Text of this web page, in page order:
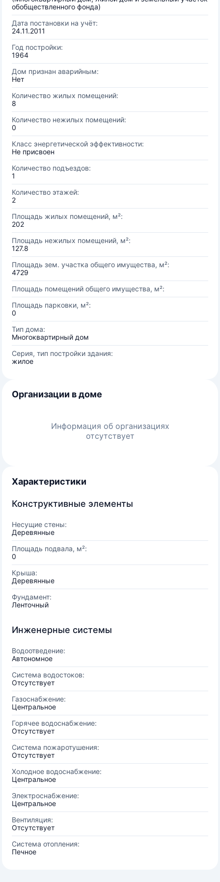
обобществленного фонда)
Дата постановки на учёт:
24.11.2011
Год постройки:
1964
Дом признан аварийным:
Нет
Количество жилых помещений:
8
Количество нежилых помещений:
0
Класс энергетической эффективности:
Не присвоен
Количество подъездов:
1
Количество этажей:
2
Площадь жилых помещений, м²:
202
Площадь нежилых помещений, м²:
127.8
Площадь зем. участка общего имущества, м²:
4729
Площадь помещений общего имущества, м²:
Площадь парковки, м²:
0
Тип дома:
Многоквартирный дом
Серия, тип постройки здания:
жилое
Организации в доме
Информация об организациях
отсутствует
Характеристики
Конструктивные элементы
Несущие стены:
Деревянные
Площадь подвала, м²:
0
Крыша:
Деревянные
Фундамент:
Ленточный
Инженерные системы
Водоотведение:
Автономное
Система водостоков:
Отсутствует
Газоснабжение:
Центральное
Горячее водоснабжение:
Отсутствует
Система пожаротушения:
Отсутствует
Холодное водоснабжение:
Центральное
Электроснабжение:
Центральное
Вентиляция:
Отсутствует
Система отопления:
Печное